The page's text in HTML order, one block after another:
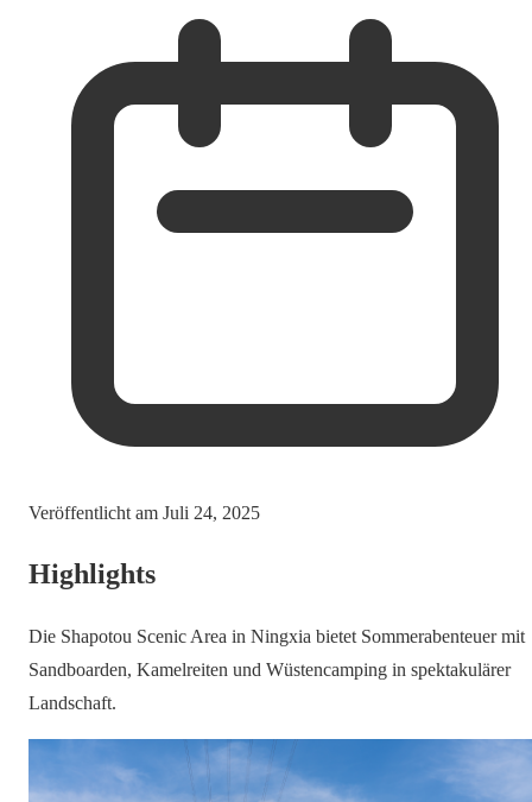
Veröffentlicht am Juli 24, 2025
Highlights
Die Shapotou Scenic Area in Ningxia bietet Sommerabenteuer mit
Sandboarden, Kamelreiten und Wüstencamping in spektakulärer
Landschaft.